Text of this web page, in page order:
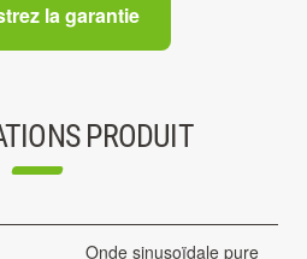
la garantie
PRODUIT
Onde sinusoïdale pure